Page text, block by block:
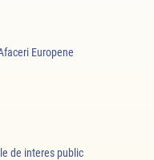
Europene
de interes public